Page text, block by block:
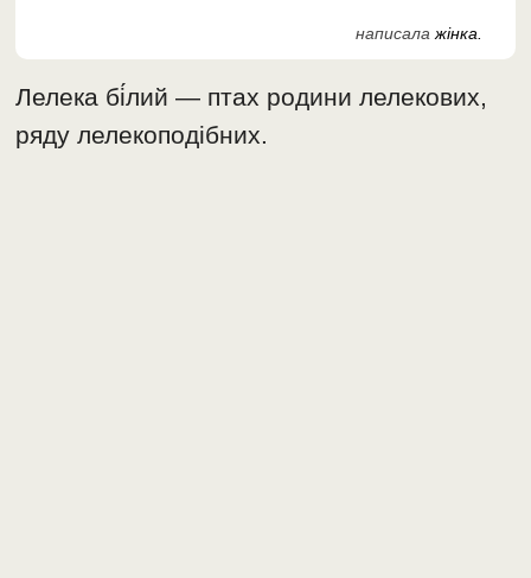
написалажінка.
Лелека бі́лий — птах родини лелекових,
ряду лелекоподібних.